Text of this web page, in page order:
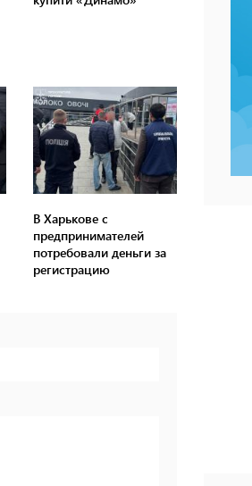
В Харькове с
предпринимателей
потребовали деньги за
регистрацию